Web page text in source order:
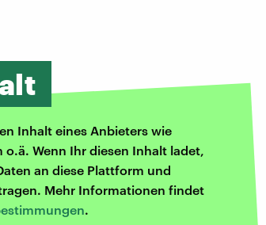
Inhalt eines Anbieters wie
Wenn Ihr diesen Inhalt ladet,
an diese Plattform und
Mehr Informationen findet
.